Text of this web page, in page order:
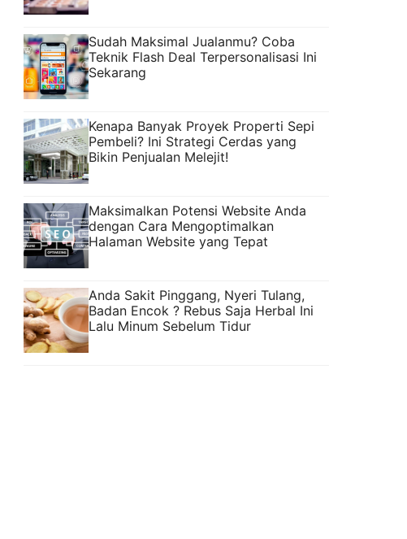
Sudah Maksimal Jualanmu? Coba
Teknik Flash Deal Terpersonalisasi Ini
Sekarang
Kenapa Banyak Proyek Properti Sepi
Pembeli? Ini Strategi Cerdas yang
Bikin Penjualan Melejit!
Maksimalkan Potensi Website Anda
dengan Cara Mengoptimalkan
Halaman Website yang Tepat
Anda Sakit Pinggang, Nyeri Tulang,
Badan Encok ? Rebus Saja Herbal Ini
Lalu Minum Sebelum Tidur